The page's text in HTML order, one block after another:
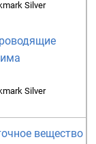
вещество